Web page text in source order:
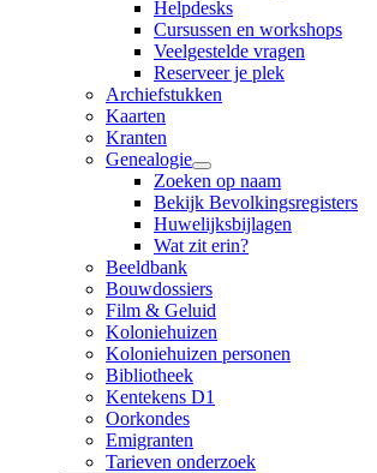
Helpdesks
Cursussen en workshops
Veelgestelde vragen
Reserveer je plek
Archiefstukken
Kaarten
Kranten
Genealogie
Zoeken op naam
Bekijk Bevolkingsregisters
Huwelijksbijlagen
Wat zit erin?
Beeldbank
Bouwdossiers
Film & Geluid
Koloniehuizen
Koloniehuizen personen
Bibliotheek
Kentekens D1
Oorkondes
Emigranten
Tarieven onderzoek